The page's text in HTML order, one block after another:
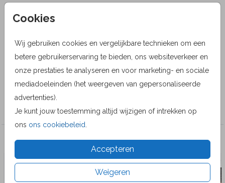
Cookies
Wij gebruiken cookies en vergelijkbare technieken om een
betere gebruikerservaring te bieden, ons websiteverkeer en
onze prestaties te analyseren en voor marketing- en sociale
mediadoeleinden (het weergeven van gepersonaliseerde
advertenties).
Je kunt jouw toestemming altijd wijzigen of intrekken op
ons ons cookiebeleid
Accepteren
Weigeren
of een mooie eigen foto van jullie overleden kindje. De
(555555)
Toon meer
JilleJille
Collectie
Veel gekozen producten